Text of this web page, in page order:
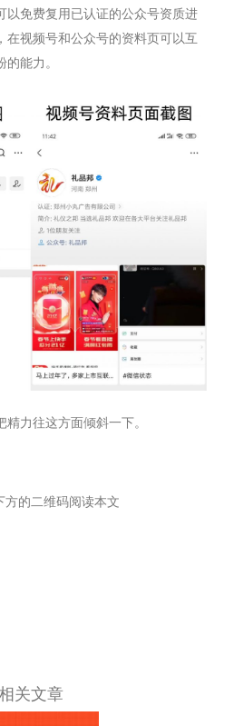
以免费复用已认证的公众号资质进
在视频号和公众号的资料页可以互
能力。
力往这方面倾斜一下。
方的二维码阅读本文
关文章